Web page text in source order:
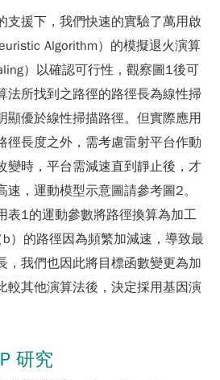
支援下，我們快速的實驗了萬用啟
Algorithm）的模擬退火演算
）以確認可行性，觀察圖1後可
法所找到之路徑的路徑長為線性掃
顯優於線性掃描路徑。但實際應用
徑長度之外，需考慮雷射平台作動
變時，平台需減速直到靜止後，才
，運動模型示意圖請參考圖2。
表1的運動參數將路徑換算為加工
）的路徑因為頻繁加減速，導致最
，我們也因此將目標函數變更為加
較其他演算法後，決定採用基因演
研究